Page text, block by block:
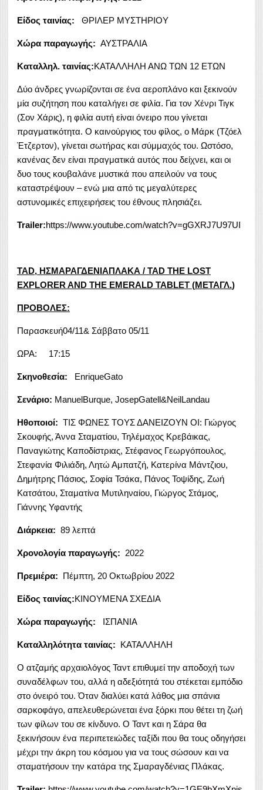
Είδος ταινίας: ΘΡΙΛΕΡ ΜΥΣΤΗΡΙΟΥ
Χώρα παραγωγής: ΑΥΣΤΡΑΛΙΑ
Καταλληλ. ταινίας:ΚΑΤΑΛΛΗΛΗ ΑΝΩ ΤΩΝ 12 ΕΤΩΝ
Δύο άνδρες γνωρίζονται σε ένα αεροπλάνο και ξεκινούν
μία συζήτηση που καταλήγει σε φιλία. Για τον Χένρι Τιγκ
(Σον Χάρις), η φιλία αυτή είναι όνειρο που γίνεται
πραγματικότητα. Ο καινούργιος του φίλος, ο Μάρκ (Τζόελ
Έτζερτον), γίνεται σωτήρας και σύμμαχός του. Ωστόσο,
κανένας δεν είναι πραγματικά αυτός που δείχνει, και οι
δυο τους κουβαλάνε μυστικά που απειλούν να τους
καταστρέψουν – ενώ μια από τις μεγαλύτερες
αστυνομικές επιχειρήσεις του έθνους πλησιάζει.
Trailer:https://www.youtube.com/watch?v=gGXRJ7U97UI
TAD, ΗΣΜΑΡΑΓΔΕΝΙΑΠΛΑΚΑ / TAD THE LOST
EXPLORER AND THE EMERALD TABLET (ΜΕΤΑΓΛ.)
ΠΡΟΒΟΛΕΣ:
Παρασκευή04/11& Σάββατο 05/11
ΩΡΑ: 17:15
Σκηνοθεσία: EnriqueGato
Σενάριο: ManuelBurque, JosepGatell&NeilLandau
Ηθοποιοί: ΤΙΣ ΦΩΝΕΣ ΤΟΥΣ ΔΑΝΕΙΖΟΥΝ ΟΙ: Γιώργος
Σκουφής, Άννα Σταματίου, Τηλέμαχος Κρεβάικας,
Παναγιώτης Καποδίστριας, Στέφανος Γεωργόπουλος,
Στεφανία Φιλιάδη, Λητώ Αμπατζή, Κατερίνα Μάντζιου,
Δημήτρης Πάσιος, Σοφία Τσάκα, Πάνος Τοψίδης, Ζωή
Κατσάτου, Σταματίνα Μυτιληναίου, Γιώργος Στάμος,
Γιάννης Υφαντής
Διάρκεια: 89 λεπτά
Χρονολογία παραγωγής: 2022
Πρεμιέρα: Πέμπτη, 20 Οκτωβρίου 2022
Είδος ταινίας:ΚΙΝΟΥΜΕΝΑ ΣΧΕΔΙΑ
Χώρα παραγωγής: ΙΣΠΑΝΙΑ
Καταλληλότητα ταινίας: ΚΑΤΑΛΛΗΛΗ
Ο ατζαμής αρχαιολόγος Ταντ επιθυμεί την αποδοχή των
συναδέλφων του, αλλά η αδεξιότητά του στέκεται εμπόδιο
στο όνειρό του. Όταν διαλύει κατά λάθος μια σπάνια
σαρκοφάγο, απελευθερώνεται ένα ξόρκι που θέτει τη ζωή
των φίλων του σε κίνδυνο. Ο Ταντ και η Σάρα θα
ξεκινήσουν ένα περιπετειώδες ταξίδι που θα τους οδηγήσει
μέχρι την άκρη του κόσμου για να τους σώσουν και να
σταματήσουν την κατάρα της Σμαραγδένιας Πλάκας.